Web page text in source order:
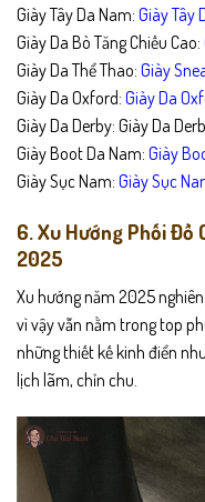
Giày Tây Da Nam: Giày Tây
Giày Da Bò Tăng Chiều Cao:
Giày Da Thể Thao: Giày
Giày Da Oxford: Giày Da
Giày Da Derby: Giày Da
Giày Boot Da Nam: Giày
Giày Sục Nam: Giày Sục
6. Xu Hướng Phối Đồ
2025
Xu hướng năm 2025
vì vậy vẫn nằm trong top
những thiết kế kinh điển
lịch lãm, chỉn chu.